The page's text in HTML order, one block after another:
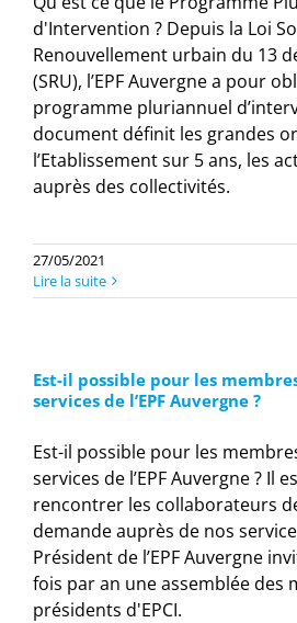
d'Intervention ? Depuis la Loi
Renouvellement urbain du 13
(SRU), l’EPF Auvergne a pour
programme pluriannuel
document définit les grandes
l’Etablissement sur 5 ans, les
auprès des collectivités.
27/05/2021
Lire la suite
Est-il possible pour les
services de l’EPF Auvergne ?
Est-il possible pour les
services de l’EPF Auvergne ? Il
rencontrer les collaborateurs
demande auprès de nos
Président de l’EPF Auvergne
fois par an une assemblée des
présidents d'EPCI.